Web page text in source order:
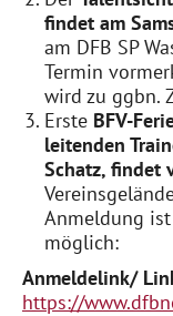
findet am
am DFB SP
Termin
wird zu ggbn.
Erste BFV-
leitenden
Schatz, findet
Anmeldung
möglich:
Anmeldelink/
https://